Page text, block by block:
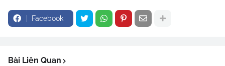
Facebook
Bài Liên Quan